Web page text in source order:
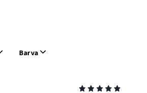
Barva